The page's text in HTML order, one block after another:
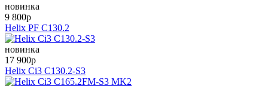
новинка
9 800p
Helix PF C130.2
новинка
17 900p
Helix Ci3 C130.2-S3